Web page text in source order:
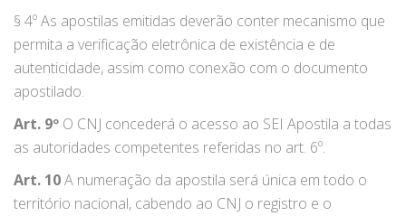
§ 4º As apostilas emitidas deverão conter mecanismo que
permita a verificação eletrônica de existência e de
autenticidade, assim como conexão com o documento
apostilado.
Art. 9º O CNJ concederá o acesso ao SEI Apostila a todas
as autoridades competentes referidas no art. 6º.
Art. 10A numeração da apostila será única em todo o
território nacional, cabendo ao CNJ o registro e o